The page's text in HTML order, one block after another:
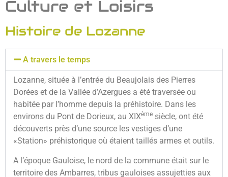
Culture et Loisirs
Histoire de Lozanne
A travers le temps
Lozanne, située à l’entrée du Beaujolais des Pierres
Dorées et de la Vallée d’Azergues a été traversée ou
habitée par l’homme depuis la préhistoire. Dans les
environs du Pont de Dorieux, au XIXème siècle, ont été
découverts près d’une source les vestiges d’une
«Station» préhistorique où étaient taillés armes et outils.
A l’époque Gauloise, le nord de la commune était sur le
territoire des Ambarres, tribus gauloises assujetties aux